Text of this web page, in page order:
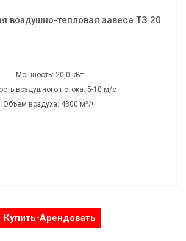
воздушно-тепловая завеса ТЗ 20
Мощность: 20,0 кВт
воздушного потока: 5-10 м/с
Объем воздуха: 4300 м³/ч
Шумность: 76 дБ
Купить-Арендовать